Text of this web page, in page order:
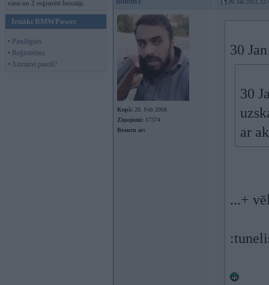
viesi un 2 reģistrēti lietotāji.
Ienākt BMWPower
• Pieslēgties
• Reģistrēties
• Aizmirsi paroli?
30. Jan 2013,
Kopš: 28. Feb 2008
Ziņojumi: 17374
Braucu ar:
30
30
ar
...+